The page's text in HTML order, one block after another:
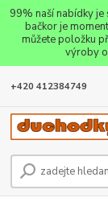
99% naší nabídky
bačkor je
můžete položku
výroby
+420 412384749